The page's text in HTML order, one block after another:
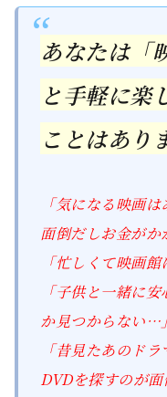
あなたは「
と手軽に楽
ことはあり
「気になる映画
面倒だしお金がか
「忙しくて映画
「子供と一緒に
か見つからない…」
「昔見たあのド
DVDを探すのが面